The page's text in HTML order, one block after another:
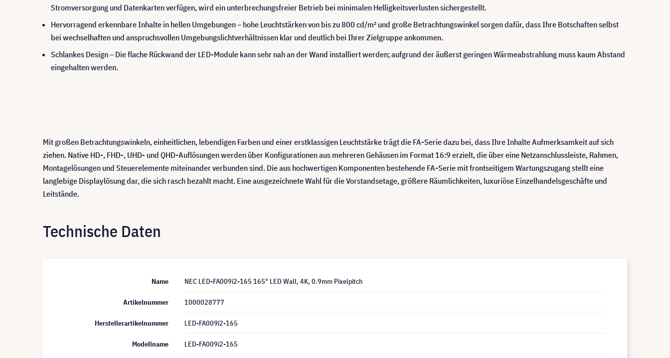
Stromversorgung und Datenkarten verfügen, wird ein unterbrechungsfreier Betrieb bei minimalen Helligkeitsverlusten sichergestellt.
Hervorragend erkennbare Inhalte in hellen Umgebungen – hohe Leuchtstärken von bis zu 800 cd/m² und große Betrachtungswinkel sorgen dafür, dass Ihre Botschaften selbst
bei wechselhaften und anspruchsvollen Umgebungslichtverhältnissen klar und deutlich bei Ihrer Zielgruppe ankommen.
Schlankes Design – Die flache Rückwand der LED-Module kann sehr nah an der Wand installiert werden; aufgrund der äußerst geringen Wärmeabstrahlung muss kaum Abstand
eingehalten werden.
Mit großen Betrachtungswinkeln, einheitlichen, lebendigen Farben und einer erstklassigen Leuchtstärke trägt die FA-Serie dazu bei, dass Ihre Inhalte Aufmerksamkeit auf sich
ziehen. Native HD-, FHD-, UHD- und QHD-Auflösungen werden über Konfigurationen aus mehreren Gehäusen im Format 16:9 erzielt, die über eine Netzanschlussleiste, Rahmen,
Montagelösungen und Steuerelemente miteinander verbunden sind. Die aus hochwertigen Komponenten bestehende FA-Serie mit frontseitigem Wartungszugang stellt eine
langlebige Displaylösung dar, die sich rasch bezahlt macht. Eine ausgezeichnete Wahl für die Vorstandsetage, größere Räumlichkeiten, luxuriöse Einzelhandelsgeschäfte und
Leitstände.
Technische Daten
Name NEC LED-FA009i2-165 165" LED Wall, 4K, 0.9mm Pixelpitch
Artikelnummer 1000028777
Herstellerartikelnummer LED-FA009i2-165
Modellname LED-FA009i2-165